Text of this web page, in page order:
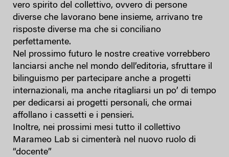
vero spirito del collettivo, ovvero di persone
diverse che lavorano bene insieme, arrivano tre
risposte diverse ma che si conciliano
perfettamente.
Nel prossimo futuro le nostre creative vorrebbero
lanciarsi anche nel mondo dell’editoria, sfruttare il
bilinguismo per partecipare anche a progetti
internazionali, ma anche ritagliarsi un po’ di tempo
per dedicarsi ai progetti personali, che ormai
affollano i cassetti e i pensieri.
Inoltre, nei prossimi mesi tutto il collettivo
Marameo Lab si cimenterà nel nuovo ruolo di
“docente”